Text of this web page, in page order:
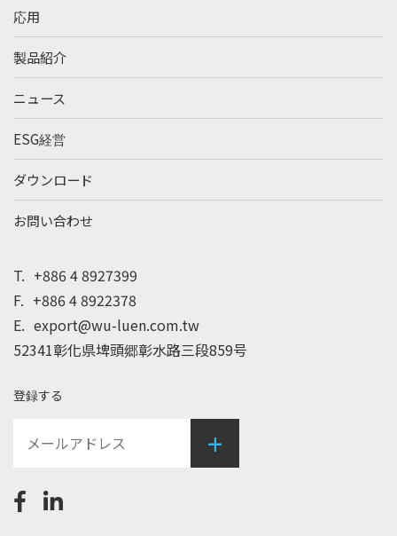
T. +886 4 8927399
F. +886 4 8922378
E. export@wu-luen.com.tw
52341彰化県埤頭郷彰水路三段859号
応用
製品紹介
ニュース
ESG経営
ダウンロード
お問い合わせ
登録する
+